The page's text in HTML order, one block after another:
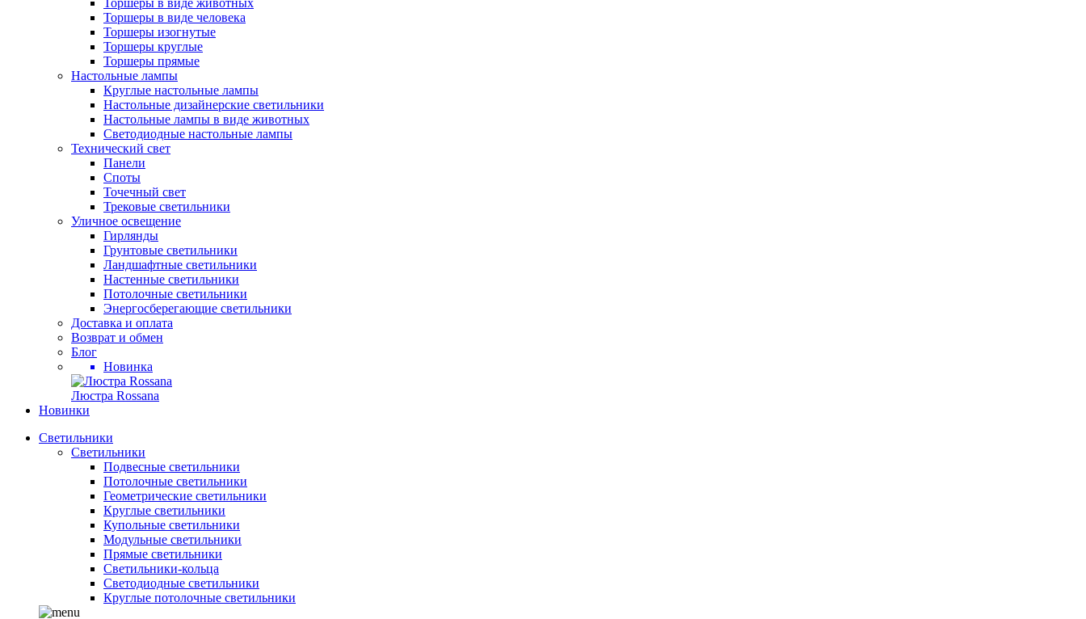
Торшеры в виде животных
Торшеры в виде человека
Торшеры изогнутые
Торшеры круглые
Торшеры прямые
Настольные лампы
Круглые настольные лампы
Настольные дизайнерские светильники
Настольные лампы в виде животных
Светодиодные настольные лампы
Технический свет
Панели
Споты
Точечный свет
Трековые светильники
Уличное освещение
Гирлянды
Грунтовые светильники
Ландшафтные светильники
Настенные светильники
Потолочные светильники
Энергосберегающие светильники
Доставка и оплата
Возврат и обмен
Блог
Новинка
Люстра Rossana
Новинки
Светильники
Светильники
Подвесные светильники
Потолочные светильники
Геометрические светильники
Круглые светильники
Купольные светильники
Модульные светильники
Прямые светильники
Светильники-кольца
Светодиодные светильники
Круглые потолочные светильники